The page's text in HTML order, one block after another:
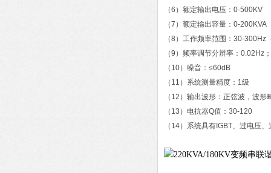
（6）额定输出电压：0-500KV
（7）额定输出容量：0-200KVA
（8）工作频率范围：30-
（9）频率调节分辨率：0.02Hz
（10）噪音：≤60dB
（11）系统测量精度：1级
（12）输出波形：正弦波，波形
（13）电抗器Q值：30-120
（14）系统具有IGBT、过电压